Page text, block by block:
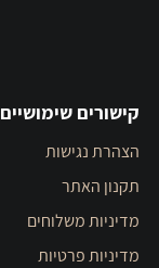
קישורים שימושיים
הצהרת נגישות
תקנון האתר
מדיניות משלוחים
מדיניות פרטיות